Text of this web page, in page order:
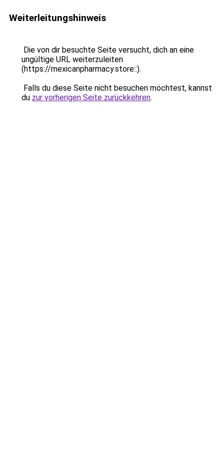
Weiterleitungshinweis
Die von dir besuchte Seite versucht, dich an eine
ungültige URL weiterzuleiten
(https://mexicanpharmacy.store::).
Falls du diese Seite nicht besuchen möchtest, kannst
du zur vorherigen Seite zurückkehren.